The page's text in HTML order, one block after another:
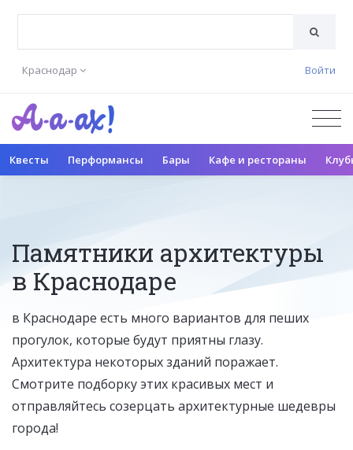
Краснодар Войти
Квесты Перформансы Бары Кафе и рестораны
Памятники архитектуры
в Краснодаре
в Краснодаре есть много вариантов для пеших
прогулок, которые будут приятны глазу.
Архитектура некоторых зданий поражает.
Смотрите подборку этих красивых мест и
отправляйтесь созерцать архитектурные шедевры
города!